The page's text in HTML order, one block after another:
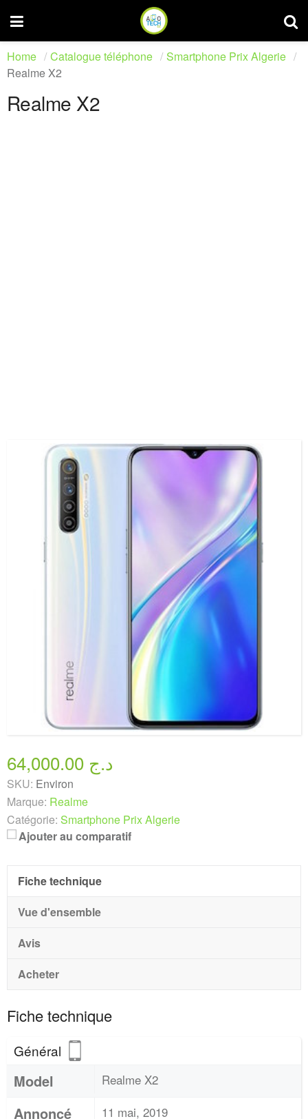
Home Catalogue téléphone
Smartphone Prix Algerie
Realme X2
Realme X2
64,000.00 د.ج
SKU: Environ
Marque: Realme
Catégorie: Smartphone Prix Algerie
Ajouter au comparatif
Fiche technique
Vue d'ensemble
Avis
Acheter
Fiche technique
Général
Model Realme X2
Annoncé 11 mai, 2019